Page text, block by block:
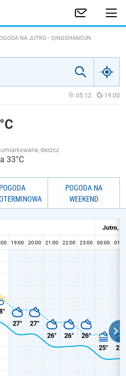
NA JUTRO - QINGSHANCUN
05:12 19:00
deszcz
33°C
POGODA
POGODA NA
WEEKEND